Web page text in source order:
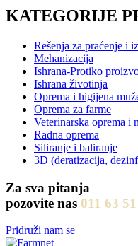
KATEGORIJE
Rešenja za praćenje i
Mehanizacija
Ishrana-Protiko
Ishrana životinja
Oprema i higijena
Oprema za farme
Veterinarska oprema i
Radna oprema
Siliranje i baliranje
3D (deratizacija,
Za sva pitanja
pozovite nas 011 63
Pridruži nam se